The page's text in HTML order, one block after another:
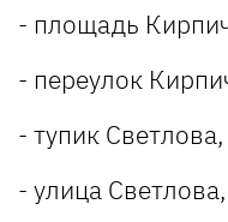
- площадь
- переулок
- тупик
- улица